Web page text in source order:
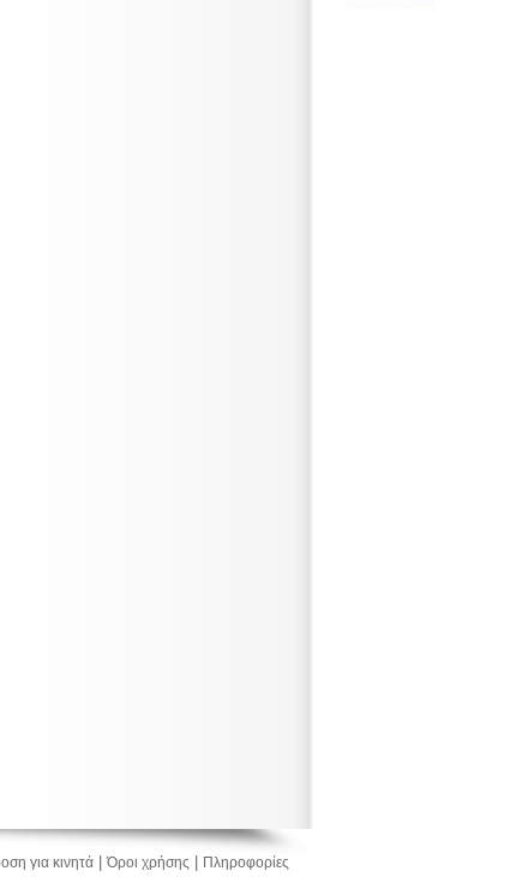
για κινητά |Όροι χρήσης Πληροφορίες